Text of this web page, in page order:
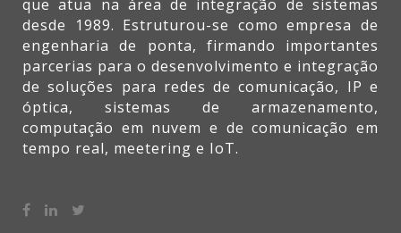
que atua na área de integração de sistemas
desde 1989. Estruturou-se como empresa de
engenharia de ponta, firmando importantes
parcerias para o desenvolvimento e integração
de soluções para redes de comunicação, IP e
óptica, sistemas de armazenamento,
computação em nuvem e de comunicação em
tempo real, meetering e IoT.